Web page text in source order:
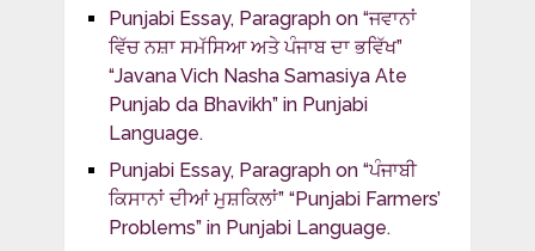
Punjabi Essay, Paragraph on “ਜਵਾਨਾਂ
ਵਿੱਚ ਨਸ਼ਾ ਸਮੱਸਿਆ ਅਤੇ ਪੰਜਾਬ ਦਾ ਭਵਿੱਖ”
“Javana Vich Nasha Samasiya Ate
Punjab da Bhavikh” in Punjabi
Language.
Punjabi Essay, Paragraph on “ਪੰਜਾਬੀ
ਕਿਸਾਨਾਂ ਦੀਆਂ ਮੁਸ਼ਕਿਲਾਂ” “Punjabi Farmers’
Problems” in Punjabi Language.